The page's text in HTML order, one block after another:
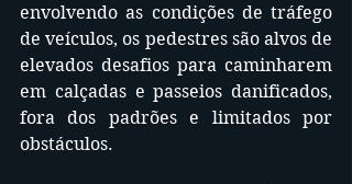
envolvendo as condições de tráfego
de veículos, os pedestres são alvos de
elevados desafios para caminharem
em calçadas e passeios danificados,
fora dos padrões e limitados por
obstáculos.